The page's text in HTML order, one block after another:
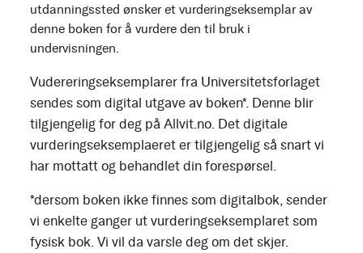
utdanningssted ønsker et vurderingseksemplar av
denne boken for å vurdere den til bruk i
undervisningen.
Vudereringseksemplarer fra Universitetsforlaget
sendes som digital utgave av boken*. Denne blir
tilgjengelig for deg på Allvit.no. Det digitale
vurderingseksemplaeret er tilgjengelig så snart vi
har mottatt og behandlet din forespørsel.
*dersom boken ikke finnes som digitalbok, sender
vi enkelte ganger ut vurderingseksemplaret som
fysisk bok. Vi vil da varsle deg om det skjer.